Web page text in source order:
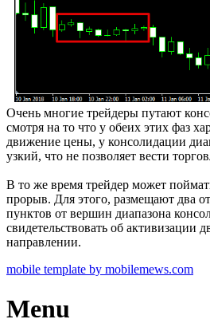
Очень многие трейдеры путают
смотря на то что у обеих этих фаз
движение цены, у консолидации
узкий, что не позволяет вести
В то же время трейдер может
прорыв. Для этого, размещают два
пунктов от вершин диапазона
свидетельствовать об активизации
направлении.
mobile template by mobilemews.com
Menu